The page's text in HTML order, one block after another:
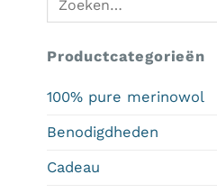
Productcategorieën
100% pure merinowol
Benodigdheden
Cadeau